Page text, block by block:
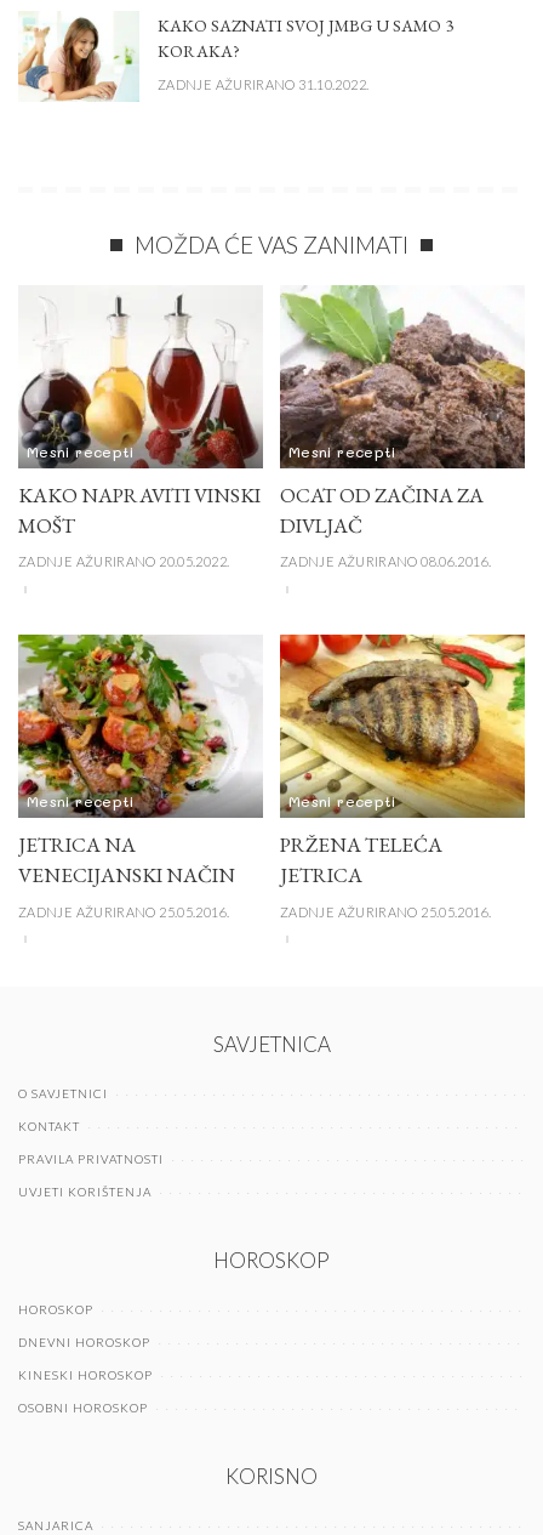
KAKO SAZNATI SVOJ JMBG U SAMO 3
KORAKA?
ZADNJE AŽURIRANO 31.10.2022.
MOŽDA ĆE VAS ZANIMATI
Mesni recepti
KAKO NAPRAVITI VINSKI
MOŠT
ZADNJE AŽURIRANO 20.05.2022.
Mesni recepti
OCAT OD ZAČINA ZA
DIVLJAČ
ZADNJE AŽURIRANO 08.06.2016.
Mesni recepti
JETRICA NA
VENECIJANSKI NAČIN
ZADNJE AŽURIRANO 25.05.2016.
Mesni recepti
PRŽENA TELEĆA
JETRICA
ZADNJE AŽURIRANO 25.05.2016.
SAVJETNICA
O SAVJETNICI
KONTAKT
PRAVILA PRIVATNOSTI
UVJETI KORIŠTENJA
HOROSKOP
HOROSKOP
DNEVNI HOROSKOP
KINESKI HOROSKOP
OSOBNI HOROSKOP
KORISNO
SANJARICA